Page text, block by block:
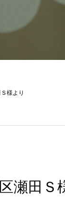
様より
瀬田Ｓ